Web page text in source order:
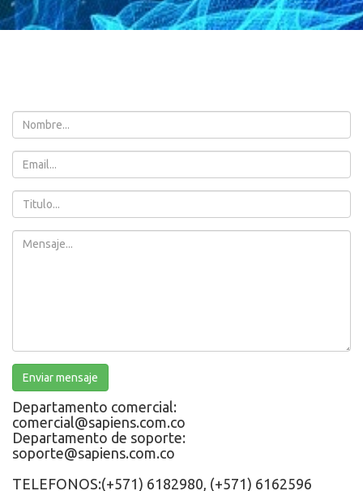
Name
Email
Subject
Message
Enviar mensaje
Departamento comercial:
comercial@sapiens.com.co
Departamento de soporte:
soporte@sapiens.com.co
TELEFONOS:(+571) 6182980, (+571) 6162596